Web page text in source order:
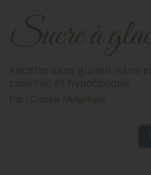
Sucre à
Recette sans gluten, sans produits laitiers (sans
caséine) et hypotoxique
Par : Cuisine l'Angélique